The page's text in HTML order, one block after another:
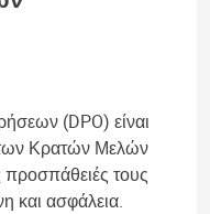
(DPO) είναι
Κρατών Μελών
προσπάθειές τους
και ασφάλεια.